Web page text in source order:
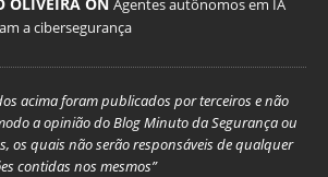
Agentes autônomos em IA
a cibersegurança
acima foram publicados por terceiros e não
a opinião do Blog Minuto da Segurança ou
os quais não serão responsáveis de qualquer
contidas nos mesmos”